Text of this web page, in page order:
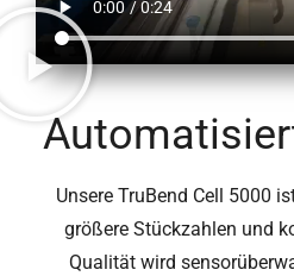
Unsere TruBend Cell 5000
größere Stückzahlen und
Qualität wird